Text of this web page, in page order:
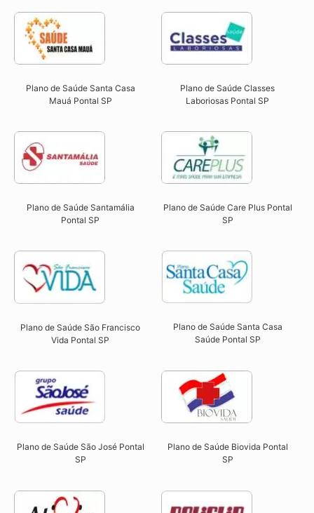
Plano de Saúde Santa Casa
Mauá Pontal SP​
Plano de Saúde Classes
Laboriosas Pontal SP​
Plano de Saúde Santamália
Pontal SP​
Plano de Saúde Care Plus Pontal
SP​
Plano de Saúde São Francisco
Vida Pontal SP​
Plano de Saúde Santa Casa
Saúde Pontal SP​
Plano de Saúde São José Pontal
SP​
Plano de Saúde Biovida Pontal
SP​